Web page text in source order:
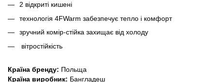
2 відкриті кишені
технологія 4FWarm забезпечує тепло і комфорт
зручний комір-стійка захищає від холоду
вітростійкість
Країна бренду: Польща
Країна виробник: Бангладеш